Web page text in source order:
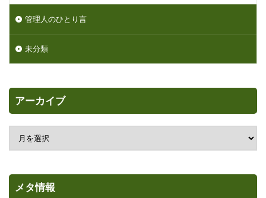
管理人のひとり言
未分類
アーカイブ
メタ情報